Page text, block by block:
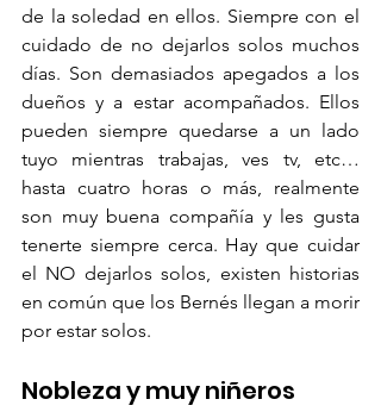
de la soledad en ellos. Siempre con el
cuidado de no dejarlos solos muchos
días. Son demasiados apegados a los
dueños y a estar acompañados. Ellos
pueden siempre quedarse a un lado
tuyo mientras trabajas, ves tv, etc…
hasta cuatro horas o más, realmente
son muy buena compañía y les gusta
tenerte siempre cerca. Hay que cuidar
el NO dejarlos solos, existen historias
en común que los Bernés llegan a morir
por estar solos.
Nobleza y muy niñeros